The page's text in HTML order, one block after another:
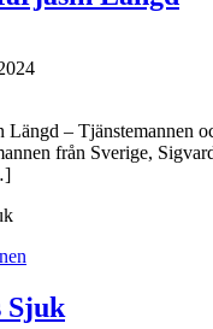
Längd – Tjänstemannen
från Sverige,
Sjuk